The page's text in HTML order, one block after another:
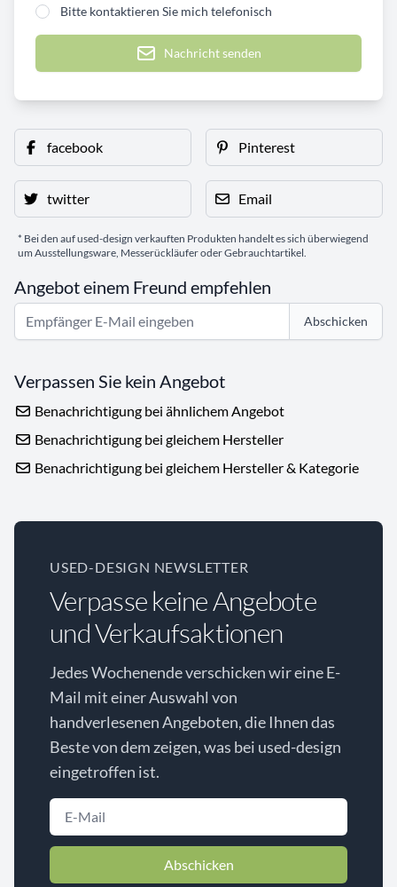
Bitte kontaktieren Sie mich telefonisch
Nachricht senden
facebook Pinterest
twitter Email
* Bei den auf used-design verkauften Produkten handelt es sich überwiegend
um Ausstellungsware, Messerückläufer oder Gebrauchtartikel.
Angebot einem Freund empfehlen
Abschicken
Verpassen Sie kein Angebot
Benachrichtigung bei ähnlichem Angebot
Benachrichtigung bei gleichem Hersteller
Benachrichtigung bei gleichem Hersteller & Kategorie
USED-DESIGN NEWSLETTER
Verpasse keine Angebote
und Verkaufsaktionen
Jedes Wochenende verschicken wir eine E-
Mail mit einer Auswahl von
handverlesenen Angeboten, die Ihnen das
Beste von dem zeigen, was bei used-design
eingetroffen ist.
Abschicken